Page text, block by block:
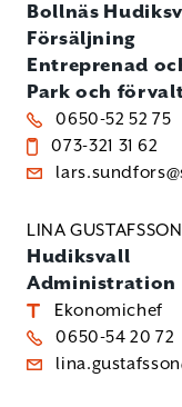
Bollnäs
Försäljning
Entreprenad
Park och
0650-52 52 75
073-321 31 62
LINA GUSTAFSSON
Hudiksvall
Administration
Ekonomichef
0650-54 20 72